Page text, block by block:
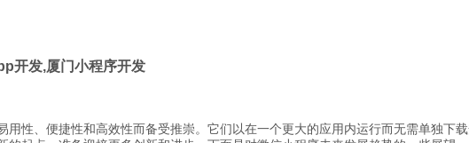
开发,厦门小程序开发
性、便捷性和高效性而备受推崇。它们以在一个更大的应用内运行而无需单独下